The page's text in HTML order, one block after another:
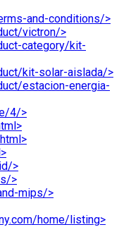
and-conditions/>
victron/>
category/kit-
kit-solar-aislada/>
estacion-energia-
4/>
>
>
mips/>
home/listing>